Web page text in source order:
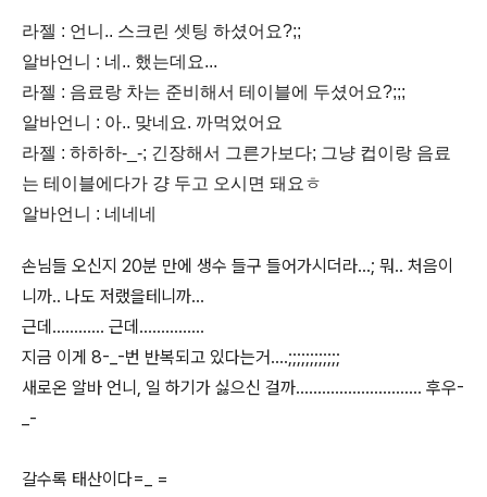
라젤 : 언니.. 스크린 셋팅 하셨어요?;;
알바언니 : 네.. 했는데요...
라젤 : 음료랑 차는 준비해서 테이블에 두셨어요?;;;
알바언니 : 아.. 맞네요. 까먹었어요
라젤 : 하하하-_-; 긴장해서 그른가보다; 그냥 컵이랑 음료
는 테이블에다가 걍 두고 오시면 돼요ㅎ
알바언니 : 네네네
손님들 오신지 20분 만에 생수 들구 들어가시더라...; 뭐.. 처음이
니까.. 나도 저랬을테니까...
근데............ 근데...............
지금 이게 8-_-번 반복되고 있다는거....;;;;;;;;;;;;
새로온 알바 언니, 일 하기가 싫으신 걸까............................. 후우-
_-
갈수록 태산이다=_ =